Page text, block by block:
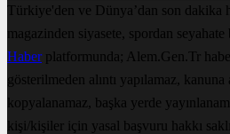
Türkiye'den ve Dünya’dan son dakika
magazinden siyasete, spordan
Haberplatformunda; Alem.Gen.Tr
gösterilmeden alıntı yapılamaz,
kopyalanamaz, başka yerde
kişi/kişiler için yasal başvuru hakkı